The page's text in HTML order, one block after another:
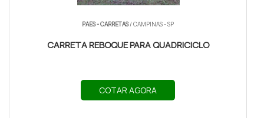
PAES - CARRETAS/ CAMPINAS - SP
CARRETA REBOQUE PARA QUADRICICLO
COTAR AGORA